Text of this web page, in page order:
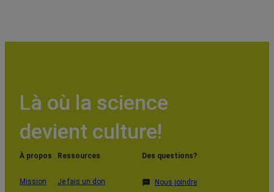
À propos
Mission
Ressources
Je fais un don
Des questions?
Nous joindre
Là où la science
devient culture!